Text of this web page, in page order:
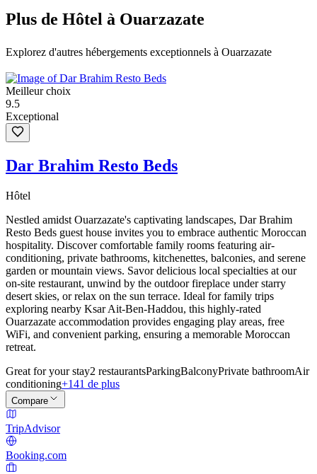
Plus de Hôtel à Ouarzazate
Explorez d'autres hébergements exceptionnels à Ouarzazate
Meilleur choix
9.5
Exceptional
Dar Brahim Resto Beds
Hôtel
Nestled amidst Ouarzazate's captivating landscapes, Dar Brahim
Resto Beds guest house invites you to embrace authentic Moroccan
hospitality. Discover comfortable family rooms featuring air-
conditioning, private bathrooms, kitchenettes, balconies, and serene
garden or mountain views. Savor delicious local specialties at our
on-site restaurant, unwind by the outdoor fireplace under starry
desert skies, or relax on the sun terrace. Ideal for family trips
exploring nearby Ksar Ait-Ben-Haddou, this highly-rated
Ouarzazate accommodation provides engaging play areas, free
WiFi, and convenient parking, ensuring a memorable Moroccan
retreat.
Great for your stay2 restaurantsParkingBalconyPrivate bathroomAir
conditioning+141 de plus
Compare
TripAdvisor
Booking.com